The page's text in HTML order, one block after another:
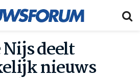
Nijs deelt
nieuws